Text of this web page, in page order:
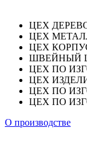
ЦЕХ
ЦЕХ
ЦЕХ
ШВЕЙНЫЙ
ЦЕХ ПО
ЦЕХ
ЦЕХ ПО
ЦЕХ ПО
О производстве